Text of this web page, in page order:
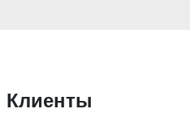
Клиенты